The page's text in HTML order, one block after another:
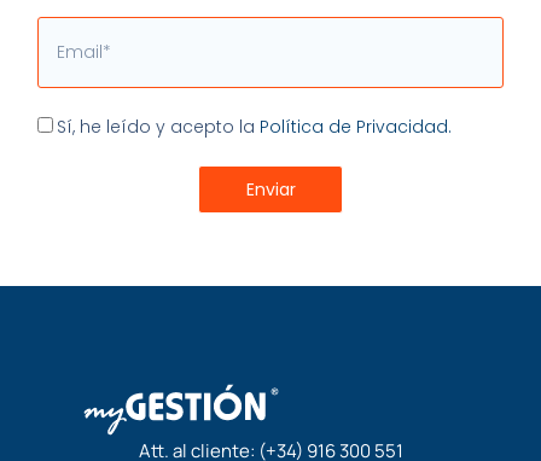
Email
Aceptación
Sí, he leído y acepto la Política de Privacidad.
Enviar
Att. al cliente: (+34) 916 300 551